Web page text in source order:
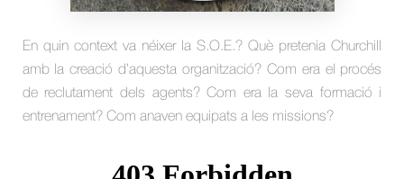
En quin context va néixer la S.O.E.? Què pretenia Churchill
amb la creació d’aquesta organització? Com era el procés
de reclutament dels agents? Com era la seva formació i
entrenament? Com anaven equipats a les missions?